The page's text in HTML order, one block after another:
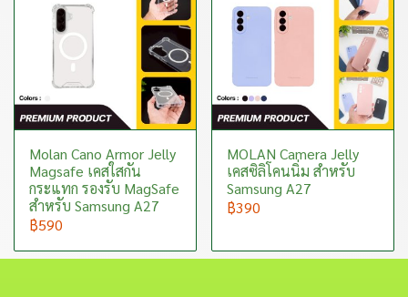
Molan Cano Armor Jelly
Magsafe เคสใสกัน
กระแทก รองรับ MagSafe
สำหรับ Samsung A27
฿590
MOLAN Camera Jelly
เคสซิลิโคนนิ่ม สำหรับ
Samsung A27
฿390